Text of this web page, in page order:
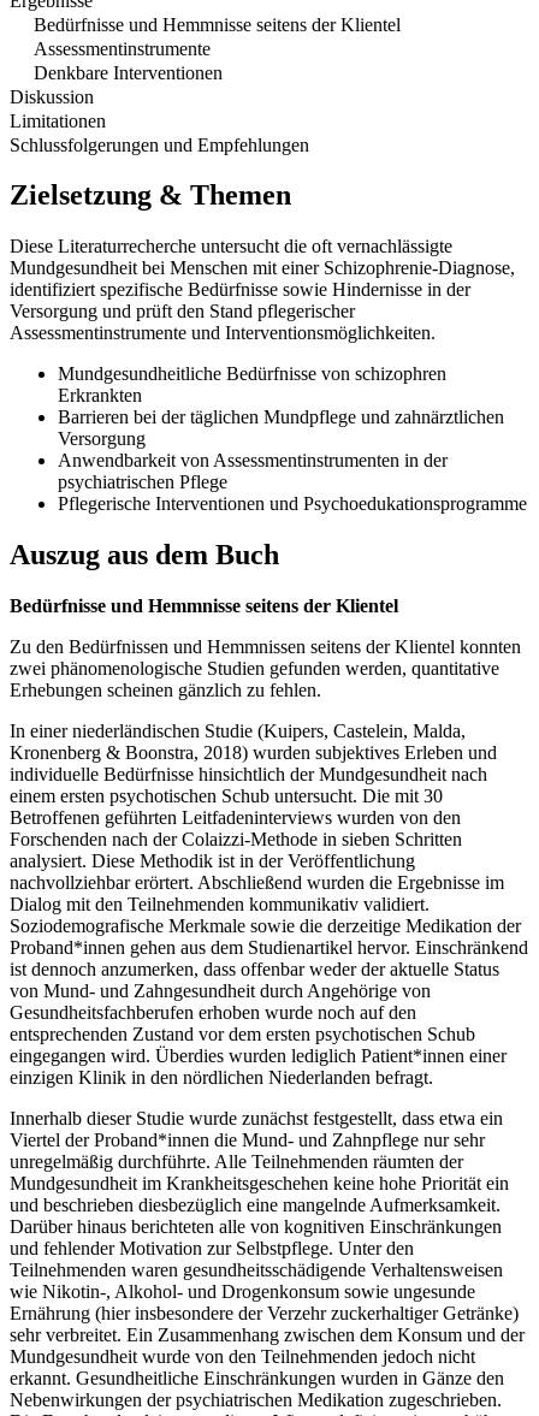
Bedürfnisse und Hemmnisse seitens der Klientel
Assessmentinstrumente
Denkbare Interventionen
Diskussion
Limitationen
Schlussfolgerungen und Empfehlungen
Zielsetzung & Themen
Diese Literaturrecherche untersucht die oft vernachlässigte
Mundgesundheit bei Menschen mit einer Schizophrenie-Diagnose,
identifiziert spezifische Bedürfnisse sowie Hindernisse in der
Versorgung und prüft den Stand pflegerischer
Assessmentinstrumente und Interventionsmöglichkeiten.
Mundgesundheitliche Bedürfnisse von schizophren
Erkrankten
Barrieren bei der täglichen Mundpflege und zahnärztlichen
Versorgung
Anwendbarkeit von Assessmentinstrumenten in der
psychiatrischen Pflege
Pflegerische Interventionen und Psychoedukationsprogramme
Auszug aus dem Buch
Bedürfnisse und Hemmnisse seitens der Klientel
Zu den Bedürfnissen und Hemmnissen seitens der Klientel konnten
zwei phänomenologische Studien gefunden werden, quantitative
Erhebungen scheinen gänzlich zu fehlen.
In einer niederländischen Studie (Kuipers, Castelein, Malda,
Kronenberg & Boonstra, 2018) wurden subjektives Erleben und
individuelle Bedürfnisse hinsichtlich der Mundgesundheit nach
einem ersten psychotischen Schub untersucht. Die mit 30
Betroffenen geführten Leitfadeninterviews wurden von den
Forschenden nach der Colaizzi-Methode in sieben Schritten
analysiert. Diese Methodik ist in der Veröffentlichung
nachvollziehbar erörtert. Abschließend wurden die Ergebnisse im
Dialog mit den Teilnehmenden kommunikativ validiert.
Soziodemografische Merkmale sowie die derzeitige Medikation der
Proband*innen gehen aus dem Studienartikel hervor. Einschränkend
ist dennoch anzumerken, dass offenbar weder der aktuelle Status
von Mund- und Zahngesundheit durch Angehörige von
Gesundheitsfachberufen erhoben wurde noch auf den
entsprechenden Zustand vor dem ersten psychotischen Schub
eingegangen wird. Überdies wurden lediglich Patient*innen einer
einzigen Klinik in den nördlichen Niederlanden befragt.
Innerhalb dieser Studie wurde zunächst festgestellt, dass etwa ein
Viertel der Proband*innen die Mund- und Zahnpflege nur sehr
unregelmäßig durchführte. Alle Teilnehmenden räumten der
Mundgesundheit im Krankheitsgeschehen keine hohe Priorität ein
und beschrieben diesbezüglich eine mangelnde Aufmerksamkeit.
Darüber hinaus berichteten alle von kognitiven Einschränkungen
und fehlender Motivation zur Selbstpflege. Unter den
Teilnehmenden waren gesundheitsschädigende Verhaltensweisen
wie Nikotin-, Alkohol- und Drogenkonsum sowie ungesunde
Ernährung (hier insbesondere der Verzehr zuckerhaltiger Getränke)
sehr verbreitet. Ein Zusammenhang zwischen dem Konsum und der
Mundgesundheit wurde von den Teilnehmenden jedoch nicht
erkannt. Gesundheitliche Einschränkungen wurden in Gänze den
Nebenwirkungen der psychiatrischen Medikation zugeschrieben.